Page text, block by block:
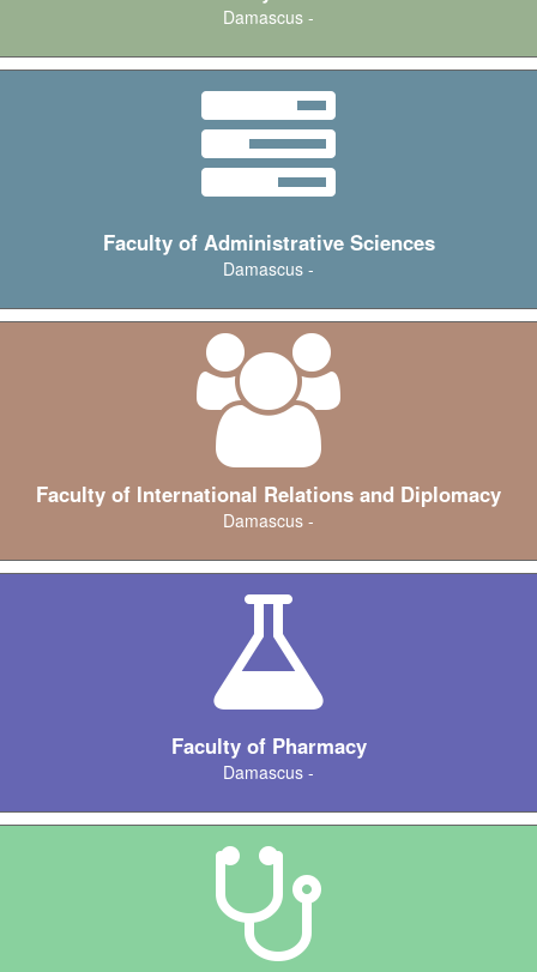
Damascus -
Faculty of Administrative Sciences
Damascus -
Faculty of International Relations and Diplomacy
Damascus -
Faculty of Pharmacy
Damascus -